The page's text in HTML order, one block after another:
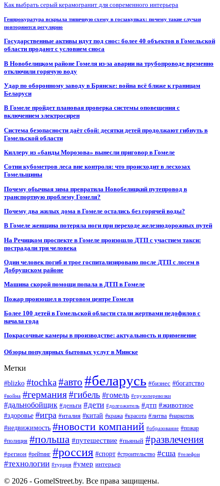
Как выбрать серый керамогранит для современного интерьера
Генпрокуратура вскрыла типичную схему в госзакупках: почему такие случаи
повторяются регулярно
Государственные активы идут под снос: более 40 объектов в Гомельской
области продают с условием сноса
В Новобелицком районе Гомеля из-за аварии на трубопроводе временно
отключили горячую воду
Удар по оборонному заводу в Брянске: война всё ближе к границам
Беларуси
В Гомеле пройдет плановая проверка системы оповещения с
включением электросирен
Система безопасности даёт сбой: десятки детей продолжают гибнуть в
Гомельской области
Киллеру из «банды Морозова» вынесли приговор в Гомеле
Сотни кубометров леса вне контроля: что происходит в лесхозах
Гомельщины
Почему обычная зима превратила Новобелицкий путепровод в
транспортную проблему Гомеля?
Почему два жилых дома в Гомеле остались без горячей воды?
В Гомеле женщина потеряла ноги при переходе железнодорожных путей
На Речицком проспекте в Гомеле произошло ДТП с участием такси:
пострадали три человека
Один человек погиб и трое госпитализировано после ДТП с лосем в
Добрушском районе
Машина скорой помощи попала в ДТП в Гомеле
Пожар произошел в торговом центре Гомеля
Более 100 детей в Гомельской области стали жертвами педофилов с
начала года
Покрасочные камеры в производстве: актуальность и применение
Обзоры популярных бытовых услуг в Минске
Метки
#blizko #tochka#авто #беларусь #бизнес #богатство
#война #германия#гибель #гомель #грузоперевозки
#дальнобойщик #деньги #дети #долгожитель #дтп #животное
#здоровье #игра #италия #китай #кража #красота #литва #наркотик
#недвижимость #новости компаний #образование #пожар
#полиция #польша #путешествие #пьяный #развлечения
#регион #рейтинг #россия #спорт #строительство #сша #телефон
#технологии #турция #умер интерьер
© 2026 - GomelStreet.by. Все права защищены.